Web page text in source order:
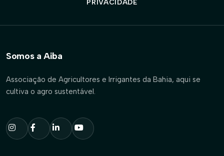
PRIVACIDADE
Somos a Aiba
Associação de Agricultores e Irrigantes da Bahia, aqui se
cultiva o agro sustentável.